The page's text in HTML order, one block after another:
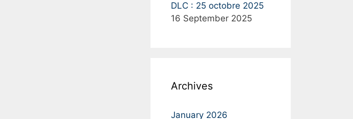
DLC : 25 octobre 2025
16 September 2025
Archives
January 2026